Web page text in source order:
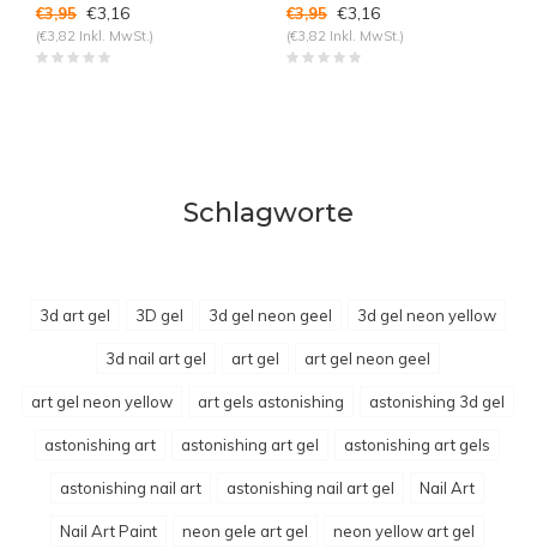
€3,95 €3,16
(€3,82 Inkl. MwSt.)
€3,95 €3,16
(€3,82 Inkl. MwSt.)
Schlagworte
3d art gel 3D gel 3d gel neon geel 3d gel neon yellow
3d nail art gel art gel art gel neon geel
art gel neon yellow art gels astonishing astonishing 3d gel
astonishing art astonishing art gel astonishing art gels
astonishing nail art astonishing nail art gel Nail Art
Nail Art Paint neon gele art gel neon yellow art gel